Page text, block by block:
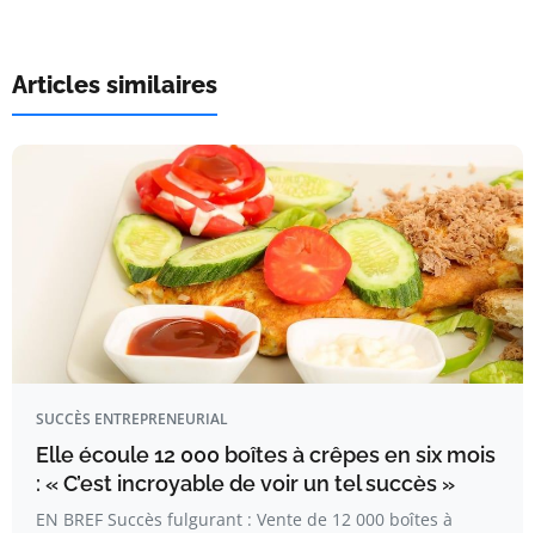
Articles similaires
SUCCÈS ENTREPRENEURIAL
Elle écoule 12 000 boîtes à crêpes en six mois
: « C’est incroyable de voir un tel succès »
EN BREF Succès fulgurant : Vente de 12 000 boîtes à